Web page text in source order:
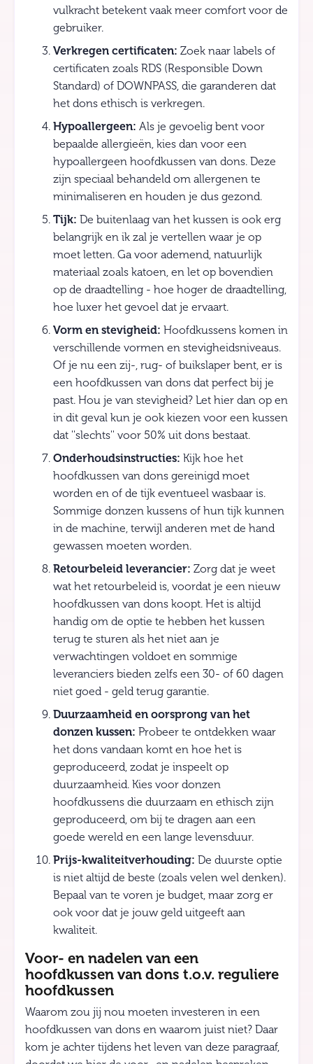
vulkracht betekent vaak meer comfort voor de
gebruiker.
Verkregen certificaten: Zoek naar labels of
certificaten zoals RDS (Responsible Down
Standard) of DOWNPASS, die garanderen dat
het dons ethisch is verkregen.
Hypoallergeen: Als je gevoelig bent voor
bepaalde allergieën, kies dan voor een
hypoallergeen hoofdkussen van dons. Deze
zijn speciaal behandeld om allergenen te
minimaliseren en houden je dus gezond.
Tijk: De buitenlaag van het kussen is ook erg
belangrijk en ik zal je vertellen waar je op
moet letten. Ga voor ademend, natuurlijk
materiaal zoals katoen, en let op bovendien
op de draadtelling - hoe hoger de draadtelling,
hoe luxer het gevoel dat je ervaart.
Vorm en stevigheid: Hoofdkussens komen in
verschillende vormen en stevigheidsniveaus.
Of je nu een zij-, rug- of buikslaper bent, er is
een hoofdkussen van dons dat perfect bij je
past. Hou je van stevigheid? Let hier dan op en
in dit geval kun je ook kiezen voor een kussen
dat ''slechts'' voor 50% uit dons bestaat.
Onderhoudsinstructies: Kijk hoe het
hoofdkussen van dons gereinigd moet
worden en of de tijk eventueel wasbaar is.
Sommige donzen kussens of hun tijk kunnen
in de machine, terwijl anderen met de hand
gewassen moeten worden.
Retourbeleid leverancier: Zorg dat je weet
wat het retourbeleid is, voordat je een nieuw
hoofdkussen van dons koopt. Het is altijd
handig om de optie te hebben het kussen
terug te sturen als het niet aan je
verwachtingen voldoet en sommige
leveranciers bieden zelfs een 30- of 60 dagen
niet goed - geld terug garantie.
Duurzaamheid en oorsprong van het
donzen kussen: Probeer te ontdekken waar
het dons vandaan komt en hoe het is
geproduceerd, zodat je inspeelt op
duurzaamheid. Kies voor donzen
hoofdkussens die duurzaam en ethisch zijn
geproduceerd, om bij te dragen aan een
goede wereld en een lange levensduur.
Prijs-kwaliteitverhouding: De duurste optie
is niet altijd de beste (zoals velen wel denken).
Bepaal van te voren je budget, maar zorg er
ook voor dat je jouw geld uitgeeft aan
kwaliteit.
Voor- en nadelen van een
hoofdkussen van dons t.o.v. reguliere
hoofdkussen
Waarom zou jij nou moeten investeren in een
hoofdkussen van dons en waarom juist niet? Daar
kom je achter tijdens het leven van deze paragraaf,